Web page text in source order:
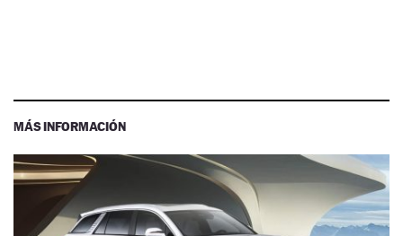
MÁS INFORMACIÓN